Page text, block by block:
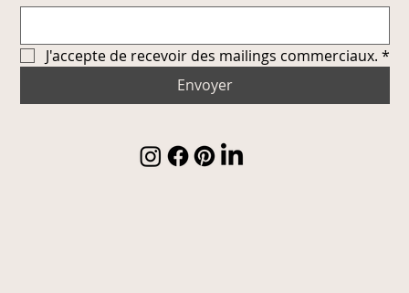
J'accepte de recevoir des mailings commerciaux. *
Envoyer